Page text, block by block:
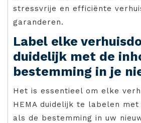
stressvrije en efficiënte
garanderen.
Label elke
duidelijk met de
bestemming in je
Het is essentieel om elke
HEMA duidelijk te labelen met
als de bestemming in uw